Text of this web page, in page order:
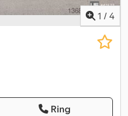
1 / 4
Ring